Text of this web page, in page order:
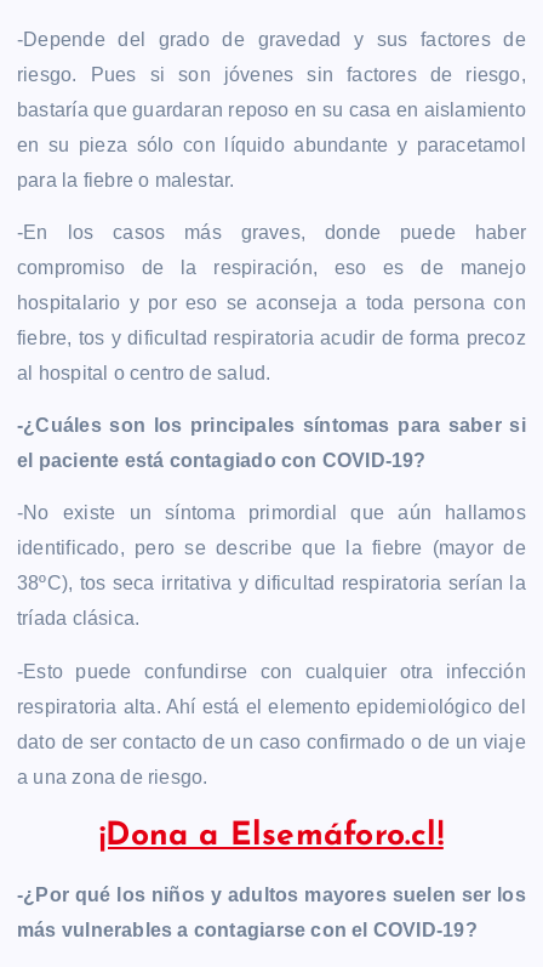
-Depende del grado de gravedad y sus factores de
riesgo. Pues si son jóvenes sin factores de riesgo,
bastaría que guardaran reposo en su casa en aislamiento
en su pieza sólo con líquido abundante y paracetamol
para la fiebre o malestar.
-En los casos más graves, donde puede haber
compromiso de la respiración, eso es de manejo
hospitalario y por eso se aconseja a toda persona con
fiebre, tos y dificultad respiratoria acudir de forma precoz
al hospital o centro de salud.
-¿Cuáles son los principales síntomas para saber si
el paciente está contagiado con COVID-19?
-No existe un síntoma primordial que aún hallamos
identificado, pero se describe que la fiebre (mayor de
38ºC), tos seca irritativa y dificultad respiratoria serían la
tríada clásica.
-Esto puede confundirse con cualquier otra infección
respiratoria alta. Ahí está el elemento epidemiológico del
dato de ser contacto de un caso confirmado o de un viaje
a una zona de riesgo.
¡Dona a Elsemáforo.cl!
-¿Por qué los niños y adultos mayores suelen ser los
más vulnerables a contagiarse con el COVID-19?